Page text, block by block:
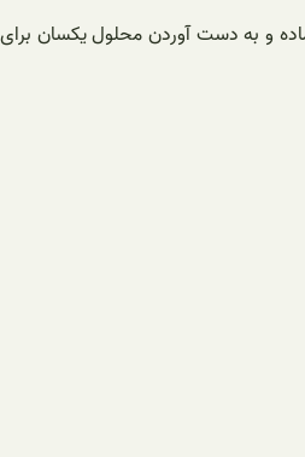
ماده و به دست آوردن محلول یکسان برای